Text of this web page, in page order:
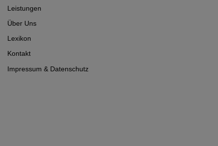
Leistungen
Über Uns
Lexikon
Kontakt
Impressum & Datenschutz